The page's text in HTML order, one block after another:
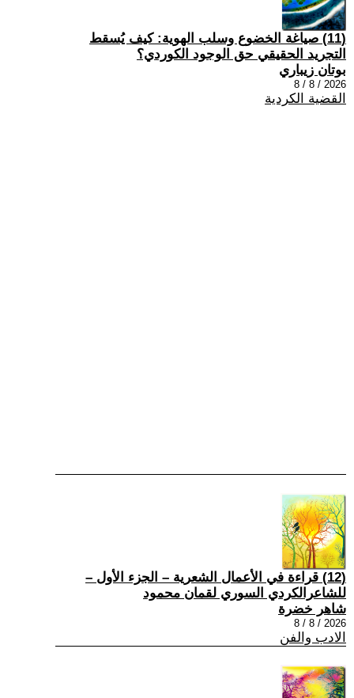
(11) صياغة الخضوع وسلب الهوية: كيف يُسقط
التجريد الحقيقي حق الوجود الكوردي؟
بوتان زيباري
2026 / 8 / 8
القضية الكردية
(12) قراءة في الأعمال الشعرية – الجزء الأول –
للشاعرالكردي السوري لقمان محمود
شاهر خضرة
2026 / 8 / 8
الادب والفن